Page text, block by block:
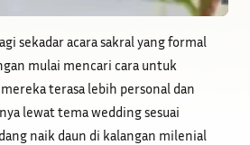
sekadar acara sakral yang formal
mulai mencari cara untuk
terasa lebih personal dan
lewat tema wedding sesuai
naik daun di kalangan milenial